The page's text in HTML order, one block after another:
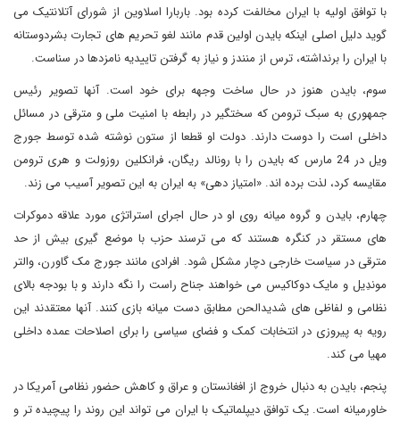
با توافق اولیه با ایران مخالفت کرده بود. باربارا اسلاوین از شورای آتلانتیک می
گوید دلیل اصلی اینکه بایدن اولین قدم مانند لغو تحریم های تجارت بشردوستانه
با ایران را برنداشته، ترس از منندز و نیاز به گرفتن تاییدیه نامزدها در سناست.
سوم، بایدن هنوز در حال ساخت وجهه برای خود است. آنها تصویر رئیس
جمهوری به سبک ترومن که سختگیر در رابطه با امنیت ملی و مترقی در مسائل
داخلی است را دوست دارند. دولت او قطعا از ستون نوشته شده توسط جورج
ویل در 24 مارس که بایدن را با رونالد ریگان، فرانکلین روزولت و هری ترومن
مقایسه کرد، لذت برده اند. «امتیاز دهی» به ایران به این تصویر آسیب می زند.
چهارم، بایدن و گروه میانه روی او در حال اجرای استراتژی مورد علاقه دموکرات
های مستقر در کنگره هستند که می ترسند حزب با موضع گیری بیش از حد
مترقی در سیاست خارجی دچار مشکل شود. افرادی مانند جورج مک گاورن، والتر
موندِیل و مایک دوکاکیس می خواهند جناح راست را نگه دارند و با بودجه بالای
نظامی و لفاظی های شدیدالحن مطابق دست میانه بازی کنند. آنها معتقدند این
رویه به پیروزی در انتخابات کمک و فضای سیاسی را برای اصلاحات عمده داخلی
مهیا می کند.
پنجم، بایدن به دنبال خروج از افغانستان و عراق و کاهش حضور نظامی آمریکا در
خاورمیانه است. یک توافق دیپلماتیک با ایران می تواند این روند را پیچیده تر و